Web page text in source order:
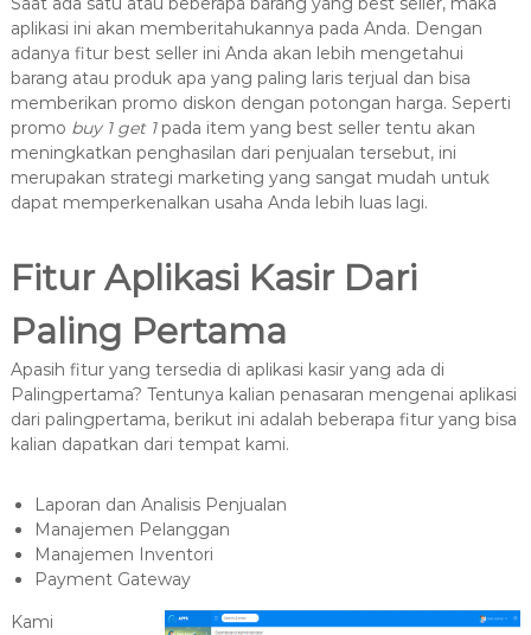
aplikasi ini akan memberitahukannya pada Anda. Dengan
adanya fitur best seller ini Anda akan lebih mengetahui
barang atau produk apa yang paling laris terjual dan bisa
memberikan promo diskon dengan potongan harga. Seperti
promo buy 1 get 1 pada item yang best seller tentu akan
meningkatkan penghasilan dari penjualan tersebut, ini
merupakan strategi marketing yang sangat mudah untuk
dapat memperkenalkan usaha Anda lebih luas lagi.
Fitur Aplikasi Kasir Dari
Paling Pertama
Apasih fitur yang tersedia di aplikasi kasir yang ada di
Palingpertama? Tentunya kalian penasaran mengenai aplikasi
dari palingpertama, berikut ini adalah beberapa fitur yang bisa
kalian dapatkan dari tempat kami.
Laporan dan Analisis Penjualan
Manajemen Pelanggan
Manajemen Inventori
Payment Gateway
Kami